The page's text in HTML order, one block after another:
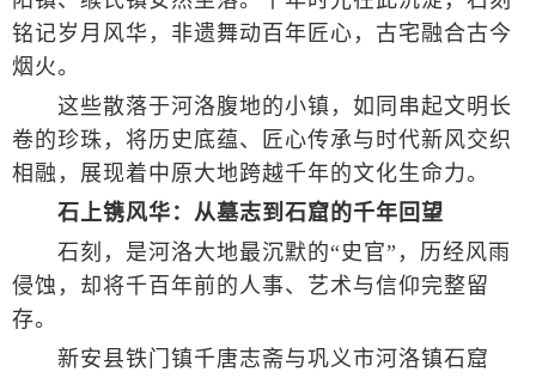
铭记岁月风华，非遗舞动百年匠心，古宅融合古今
烟火。
这些散落于河洛腹地的小镇，如同串起文明长
卷的珍珠，将历史底蕴、匠心传承与时代新风交织
相融，展现着中原大地跨越千年的文化生命力。
石上镌风华：从墓志到石窟的千年回望
石刻，是河洛大地最沉默的“史官”，历经风雨
侵蚀，却将千百年前的人事、艺术与信仰完整留
存。
新安县铁门镇千唐志斋与巩义市河洛镇石窟